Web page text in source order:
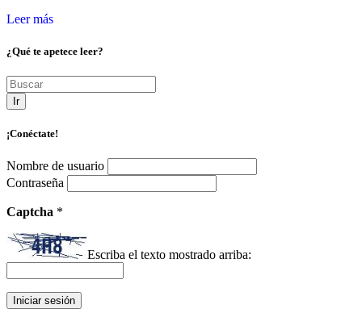
Leer más
¿Qué te apetece leer?
Ir
¡Conéctate!
Nombre de usuario
Contraseña
Captcha *
Escriba el texto mostrado arriba: